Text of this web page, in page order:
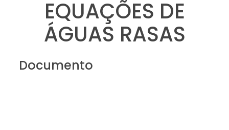
EQUAÇÕES DE
ÁGUAS RASAS
Documento